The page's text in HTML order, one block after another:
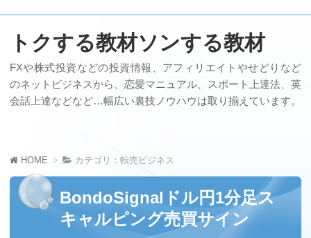
トクする教材ソンする教材
FXや株式投資などの投資情報、アフィリエイトやせどりなど
のネットビジネスから、恋愛マニュアル、スポート上達法、英
会話上達などなど…幅広い裏技ノウハウは取り揃えています。
HOME カテゴリ：転売ビジネス
BondoSignalドル円1分足ス
キャルピング売買サイン